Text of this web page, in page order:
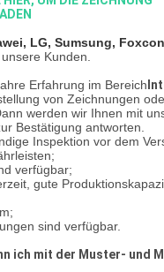
LG, Sumsung,
Kunden.
Erfahrung im Bereich
von Zeichnungen
werden wir Ihnen mit
Bestätigung antworten.
Inspektion vor dem
verfügbar;
gute
sind verfügbar.
ich mit der Muster- und